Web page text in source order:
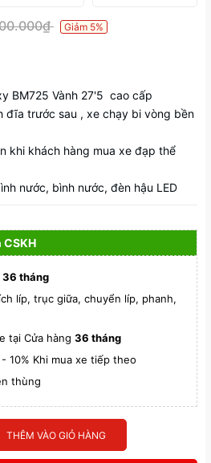
Giảm 5%
BM725 Vành 27'5 cao cấp
đĩa trước sau , xe chạy bi vòng bền
khi khách hàng mua xe đạp thể
nước, bình nước, đèn hậu LED
CSKH
36 tháng
líp, trục giữa, chuyển líp, phanh,
tại Cửa hàng 36 tháng
10% Khi mua xe tiếp theo
thùng
THÊM VÀO GIỎ HÀNG